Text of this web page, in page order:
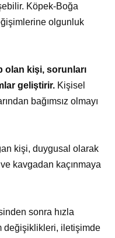
Köpek-Boğa
olgunluk
olan kişi, sorunları
geliştirir. Kişisel
bağımsız olmayı
kişi, duygusal olarak
kavgadan kaçınmaya
sonra hızla
değişiklikleri, iletişimde